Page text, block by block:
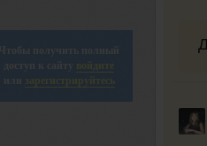
Чтобы получить полный
доступ к сайту войдите
или зарегистрируйтесь